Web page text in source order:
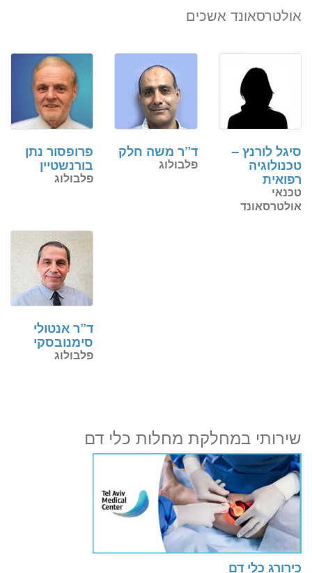
אולטרסאונד אשכים
פרופסור נתן
בורנשטיין
פלבולוג
ד”ר משה חלק
פלבולוג
סיגל לורנץ –
טכנולוגיה
רפואית
טכנאי
אולטרסאונד
ד”ר אנטולי
סימנובסקי
פלבולוג
שירותי במחלקת מחלות כלי דם
כירורג כלי דם